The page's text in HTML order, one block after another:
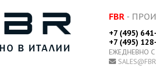
FBR -
+7 (495)
+7 (495)
ЕЖЕДНЕВНО